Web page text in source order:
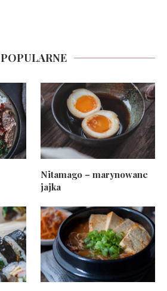
POPULARNE
Nitamago – marynowane
jajka